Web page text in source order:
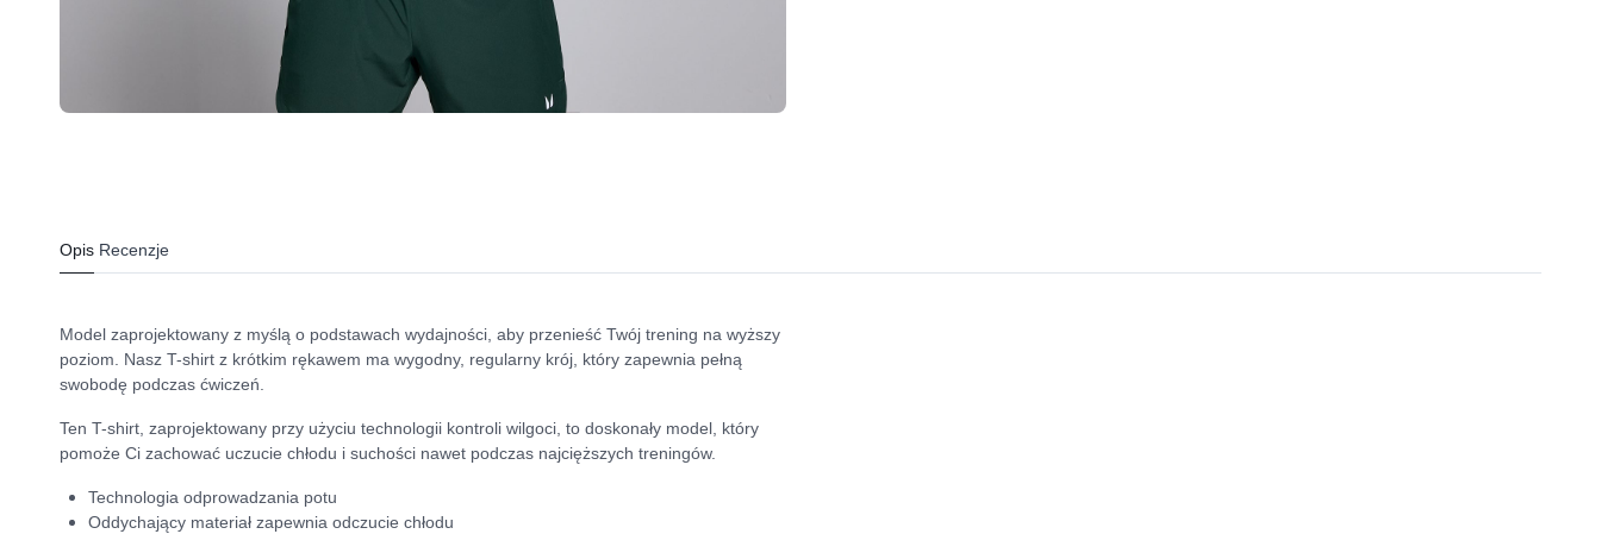
Opis Recenzje
Model zaprojektowany z myślą o podstawach wydajności, aby przenieść Twój trening na wyższy
poziom. Nasz T-shirt z krótkim rękawem ma wygodny, regularny krój, który zapewnia pełną
swobodę podczas ćwiczeń.
Ten T-shirt, zaprojektowany przy użyciu technologii kontroli wilgoci, to doskonały model, który
pomoże Ci zachować uczucie chłodu i suchości nawet podczas najcięższych treningów.
Technologia odprowadzania potu
Oddychający materiał zapewnia odczucie chłodu